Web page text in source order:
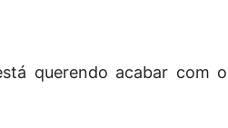
querendo acabar com o